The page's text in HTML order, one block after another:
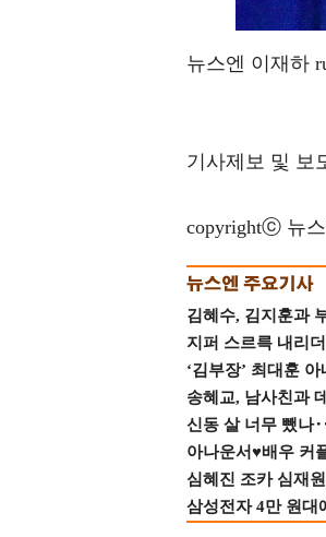
뉴스엔 이재하
기사제보 및 보
copyrightⓒ 뉴
김혜수, 김지훈과
지퍼 스르륵 내리
‘김부장’ 최대훈
송혜교, 남사친과
신동 살 너무 뺐나
아나운서♥배우 커
심혜진 조카 심재
삼성전자 4만 원대